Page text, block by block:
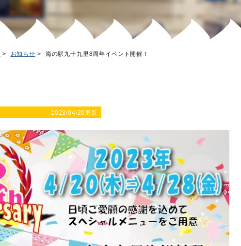
お知らせ 海の駅九十九里8周年イベント開催！
2023/04/20更新